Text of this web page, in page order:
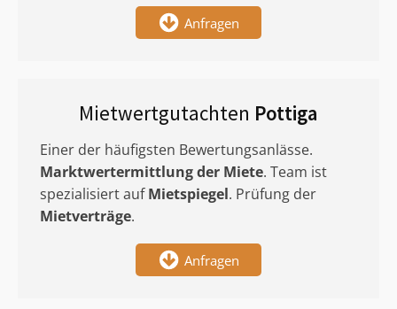
Anfragen
Mietwertgutachten Pottiga
Einer der häufigsten Bewertungsanlässe.
Marktwertermittlungder Miete. Team ist
spezialisiert aufMietspiegel. Prüfung der
Mietverträge.
Anfragen